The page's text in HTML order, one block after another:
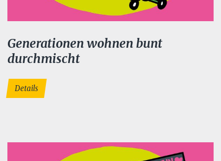
Generationen wohnen bunt
durchmischt
Details